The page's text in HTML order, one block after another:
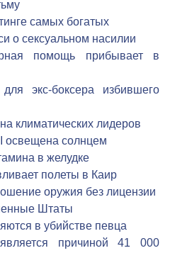
самых богатых
о сексуальном насилии
помощь прибывает в
экс-боксера избившего
климатических лидеров
освещена солнцем
в желудке
полеты в Каир
оружия без лицензии
Штаты
в убийстве певца
причиной 41 000